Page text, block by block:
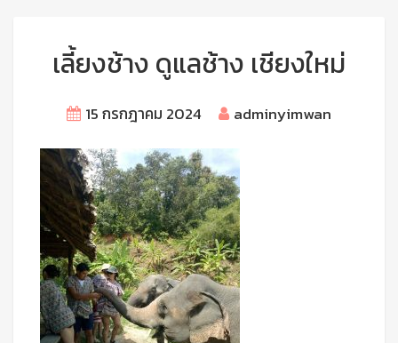
เลี้ยงช้าง ดูแลช้าง เชียงใหม่
15 กรกฎาคม 2024 adminyimwan